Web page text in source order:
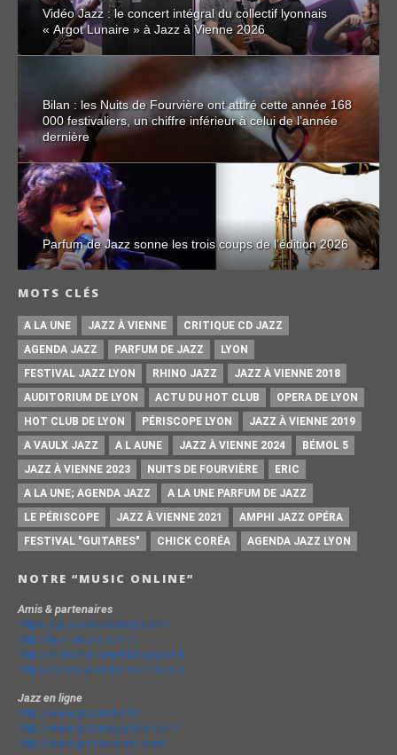
Vidéo Jazz : le concert intégral du collectif lyonnais
« Argot Lunaire » à Jazz à Vienne 2026
Bilan : les Nuits de Fourvière ont attiré cette année 168
000 festivaliers, un chiffre inférieur à celui de l’année
dernière
Parfum de Jazz sonne les trois coups de l’édition 2026
MOTS CLÉS
A LA UNE JAZZ À VIENNE
CRITIQUE CD JAZZ
AGENDA JAZZ
PARFUM DE JAZZ
LYON
FESTIVAL JAZZ LYON
RHINO JAZZ
JAZZ À VIENNE 2018
AUDITORIUM DE LYON
ACTU DU HOT CLUB
OPERA DE LYON
HOT CLUB DE LYON
PÉRISCOPE LYON
JAZZ À VIENNE 2019
A VAULX JAZZ
A L AUNE JAZZ À VIENNE 2024
BÉMOL 5
JAZZ À VIENNE 2023
NUITS DE FOURVIÈRE
ERIC
A LA UNE; AGENDA JAZZ
A LA UNE PARFUM DE JAZZ
LE PÉRISCOPE
JAZZ À VIENNE 2021
AMPHI JAZZ OPÉRA
FESTIVAL "GUITARES"
CHICK CORÉA AGENDA JAZZ LYON
NOTRE “MUSIC ONLINE”
Amis & partenaires
https://groovesidestory.com/
http://lyon-music.com/
http://chrischarpenel.blogspot.fr
https://www.yvesdorison.net/q-r
Jazz en ligne
http://www.jazzradio.fr/
http://www.jazzmagazine.com/
http://www.jazzavienne.com/